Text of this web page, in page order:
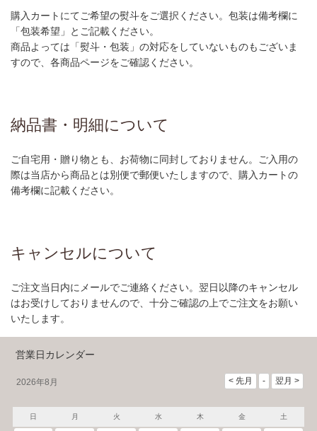
購入カートにてご希望の熨斗をご選択ください。包装は備考欄に
「包装希望」とご記載ください。
商品よっては「熨斗・包装」の対応をしていないものもございま
すので、各商品ページをご確認ください。
納品書・明細について
ご自宅用・贈り物とも、お荷物に同封しておりません。ご入用の
際は当店から商品とは別便で郵便いたしますので、購入カートの
備考欄に記載ください。
キャンセルについて
ご注文当日内にメールでご連絡ください。翌日以降のキャンセル
はお受けしておりませんので、十分ご確認の上でご注文をお願い
いたします。
営業日カレンダー
2026年8月
日 月 火 水 木 金 土